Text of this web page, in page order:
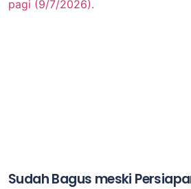
Sudah Bagus meski